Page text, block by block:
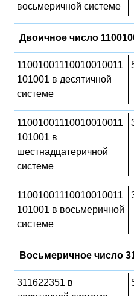
восьмеричной системе
Двоичное число
11001001110010010011
101001 в десятичной
системе
11001001110010010011
101001 в
шестнадцатеричной
системе
11001001110010010011
101001 в восьмеричной
системе
Восьмеричное число
311622351 в